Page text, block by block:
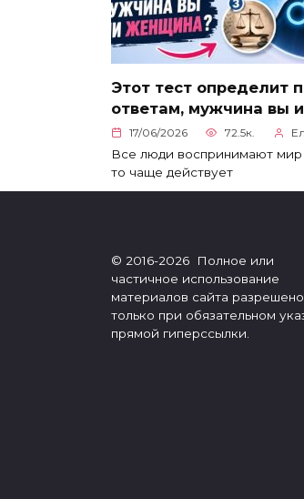
Этот тест определит
ответам, мужчина вы
17/06/2026 72.5к.
Все люди воспринимают мир
то чаще действует
© 2016-2026 Полное или
частичное использование
материалов сайта разрешено
только при обязательном
прямой гиперссылки.